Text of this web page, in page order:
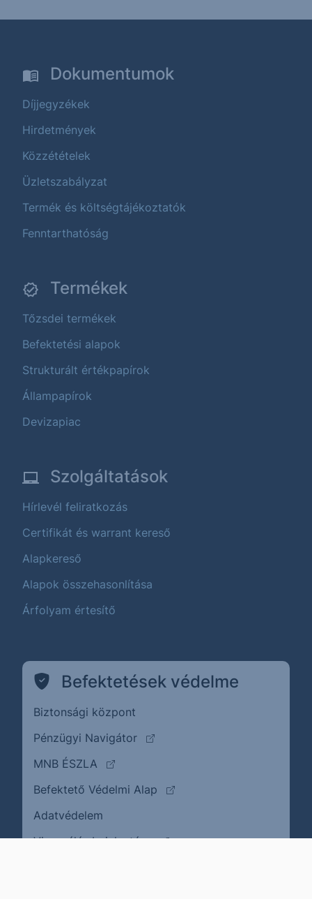
Dokumentumok
Díjjegyzékek
Hirdetmények
Közzétételek
Üzletszabályzat
Termék és költségtájékoztatók
Fenntarthatóság
Termékek
Tőzsdei termékek
Befektetési alapok
Strukturált értékpapírok
Állampapírok
Devizapiac
Szolgáltatások
Hírlevél feliratkozás
Certifikát és warrant kereső
Alapkereső
Alapok összehasonlítása
Árfolyam értesítő
Befektetések védelme
Biztonsági központ
Pénzügyi Navigátor
(külső oldalra ugrik)
MNB ÉSZLA
(külső oldalra ugrik)
Befektető Védelmi Alap
(külső oldalra ugrik)
Adatvédelem
Visszaélés bejelentése(külső oldalra ugrik)